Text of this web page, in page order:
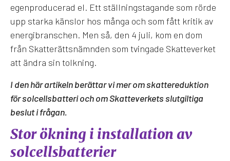
egenproducerad el. Ett ställningstagande som rörde
upp starka känslor hos många och som fått kritik av
energibranschen. Men så, den 4 juli, kom en dom
från Skatterättsnämnden som tvingade Skatteverket
att ändra sin tolkning.
I den här artikeln berättar vi mer om skattereduktion
för solcellsbatteri och om Skatteverkets slutgiltiga
beslut i frågan.
Stor ökning i installation av
solcellsbatterier